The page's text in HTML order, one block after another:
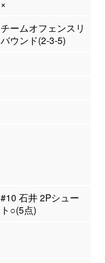
×
チームオフェンスリ
バウンド(2-3-5)
#10 石井 2Pシュー
ト○(5点)